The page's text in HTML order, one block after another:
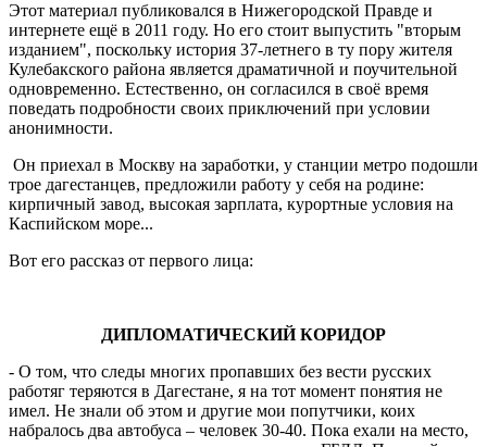
Этот материал публиковался в Нижегородской Правде и
интернете ещё в 2011 году. Но его стоит выпустить "вторым
изданием", поскольку история 37-летнего в ту пору жителя
Кулебакского района является драматичной и поучительной
одновременно. Естественно, он согласился в своё время
поведать подробности своих приключений при условии
анонимности.
Он приехал в Москву на заработки, у станции метро подошли
трое дагестанцев, предложили работу у себя на родине:
кирпичный завод, высокая зарплата, курортные условия на
Каспийском море...
Вот его рассказ от первого лица:
ДИПЛОМАТИЧЕСКИЙ КОРИДОР
- О том, что следы многих пропавших без вести русских
работяг теряются в Дагестане, я на тот момент понятия не
имел. Не знали об этом и другие мои попутчики, коих
набралось два автобуса – человек 30-40. Пока ехали на место,